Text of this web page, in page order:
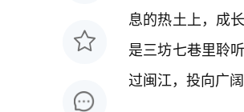
息的热土上，成
是三坊七巷里聆
过闽江，投向广